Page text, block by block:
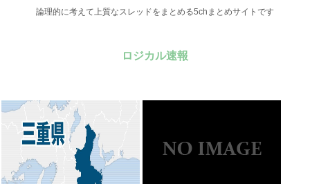
論理的に考えて上質なスレッドをまとめる5chまとめサイトです
ロジカル速報